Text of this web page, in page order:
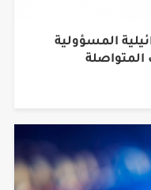
المسؤولية
المتواصلة